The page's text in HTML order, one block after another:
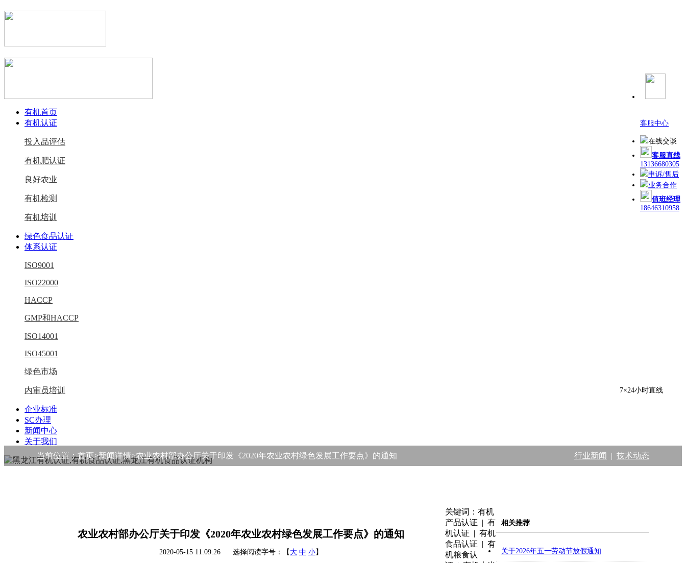
有机首页
有机认证
投入品评估
有机肥认证
良好农业
有机检测
有机培训
绿色食品认证
体系认证
ISO9001
ISO22000
HACCP
GMP和HACCP
ISO14001
ISO45001
绿色市场
内审员培训
企业标准
SC办理
新闻中心
关于我们
当前位置：首页>新闻详情>农业农村部办公厅关于印发《2020年农业农村绿色发展工作要点》的通知 行业新闻 | 技术动态
农业农村部办公厅关于印发《2020年农业农村绿色发展工作要点》的通知
2020-05-15 11:09:26 选择阅读字号：【 大 中 小】
相关推荐
关于2026年五一劳动节放假通知
关键词：有机
产品认证 | 有
机认证 | 有机
食品认证 | 有
机粮食认
客服中心
在线交谈
客服直线
13136680305
申诉/售后
业务合作
值班经理
18646310958
7×24小时直线